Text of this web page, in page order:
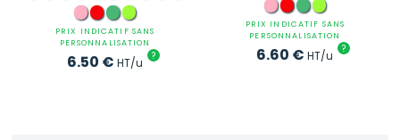
PRIX INDICATIF SANS
PERSONNALISATION
6.50 € HT/u ?
PRIX INDICATIF SANS
PERSONNALISATION
6.60 € HT/u ?